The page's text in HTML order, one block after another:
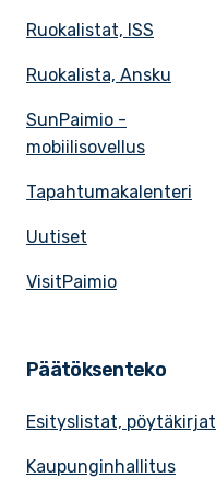
Ruokalistat, ISS
Ruokalista, Ansku
SunPaimio -
mobiilisovellus
Tapahtumakalenteri
Uutiset
VisitPaimio
Päätöksenteko
Esityslistat, pöytäkirjat
Kaupunginhallitus